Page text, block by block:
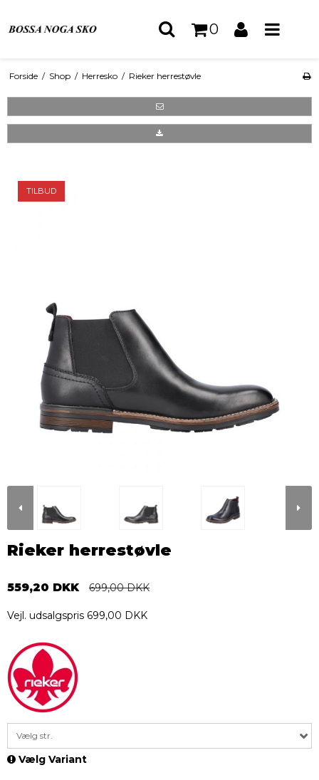
0
Forside / Shop / Herresko / Rieker herrestøvle
TILBUD
Rieker herrestøvle
559,20 DKK 699,00 DKK
Vejl. udsalgspris 699,00 DKK
Vælg str.
Vælg Variant